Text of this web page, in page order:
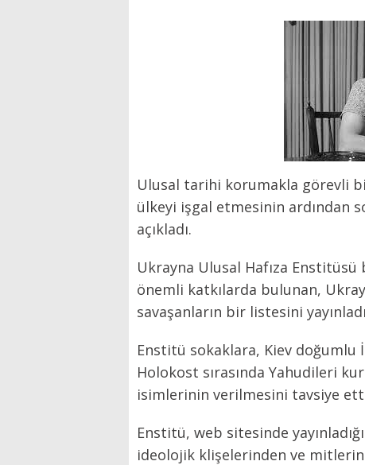
Ulusal tarihi korumakla görevli
ülkeyi işgal etmesinin ardından
açıkladı.
Ukrayna Ulusal Hafıza
önemli katkılarda bulunan,
savaşanların bir listesini
Enstitü sokaklara, Kiev doğumlu
Holokost sırasında Yahudileri
isimlerinin verilmesini tavsiye
Enstitü, web sitesinde
ideolojik klişelerinden ve